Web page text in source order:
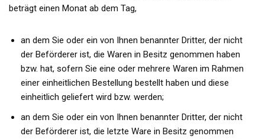
beträgt einen Monat ab dem Tag,
an dem Sie oder ein von Ihnen benannter Dritter, der nicht
der Beförderer ist, die Waren in Besitz genommen haben
bzw. hat, sofern Sie eine oder mehrere Waren im Rahmen
einer einheitlichen Bestellung bestellt haben und diese
einheitlich geliefert wird bzw. werden;
an dem Sie oder ein von Ihnen benannter Dritter, der nicht
der Beförderer ist, die letzte Ware in Besitz genommen